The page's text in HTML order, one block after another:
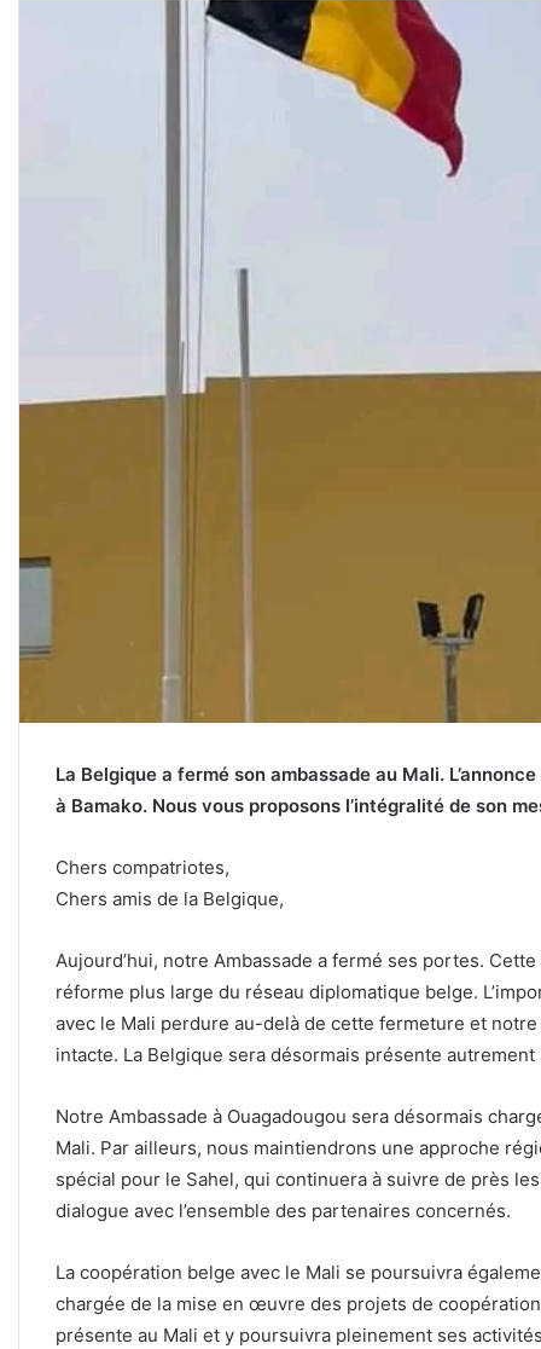
La Belgique a fermé son ambassade au Mali.
à Bamako. Nous vous proposons l’intégralité de son
Chers compatriotes,
Chers amis de la Belgique,
Aujourd’hui, notre Ambassade a fermé ses portes.
réforme plus large du réseau diplomatique belge.
avec le Mali perdure au-delà de cette fermeture et
intacte. La Belgique sera désormais présente autrement
Notre Ambassade à Ouagadougou sera désormais
Mali. Par ailleurs, nous maintiendrons une approche
spécial pour le Sahel, qui continuera à suivre de près
dialogue avec l’ensemble des partenaires concernés.
La coopération belge avec le Mali se poursuivra
chargée de la mise en œuvre des projets de
présente au Mali et y poursuivra pleinement ses